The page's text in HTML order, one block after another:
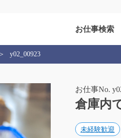
お仕事検索
y02_00923
お仕事No.
倉庫内
未経験歓迎